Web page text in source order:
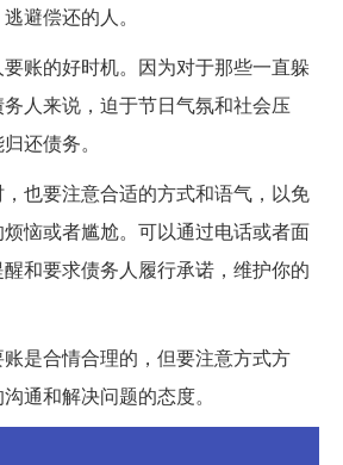
避偿还的人。
账的好时机。因为对于那些一直躲
人来说，迫于节日气氛和社会压
还债务。
也要注意合适的方式和语气，以免
恼或者尴尬。可以通过电话或者面
和要求债务人履行承诺，维护你的
是合情合理的，但要注意方式方
通和解决问题的态度。